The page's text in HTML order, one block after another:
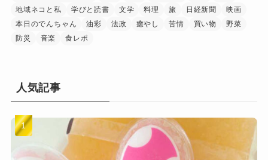
地域ネコと私
学びと読書 文学 料理 旅 日経新聞
映画
本日のでんちゃん
油彩 法政 癒やし 苦情 買い物
野菜
防災
音楽 食レポ
人気記事